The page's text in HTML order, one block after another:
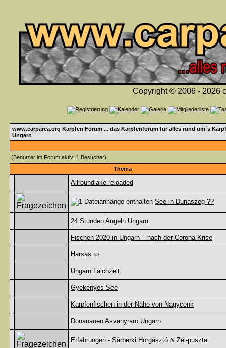
Copyright © 2006 - 2026
www.carparea.org Karpfen Forum ... das Karpfenforum für alles rund um`s
Ungarn
(Benutzer im Forum aktiv: 1 Besucher)
Thema
Allroundlake reloaded
See in Dunaszeg ??
24 Stunden Angeln Ungarn
Fischen 2020 in Ungarn – nach der Corona Krise
Harsas to
Ungarn Laichzeit
Gyekenyes See
Karpfenfischen in der Nähe von Nagycenk
Donauauen Asvanyraro Ungarn
Erfahrungen - Sárberki Horgásztó & Zél-puszta